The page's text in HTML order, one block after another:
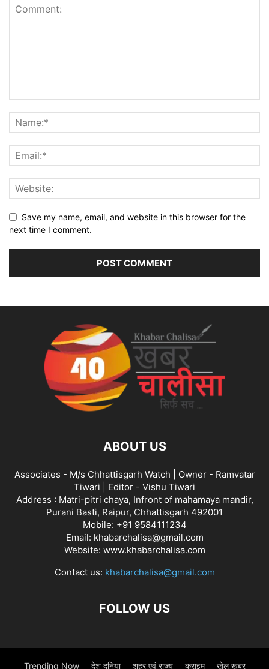
Save my name, email, and website in this browser for the
next time I comment.
ABOUT US
Associates - M/s Chhattisgarh Watch | Owner - Ramvatar
Tiwari | Editor - Vishu Tiwari
Address : Matri-pitri chaya, Infront of mahamaya mandir,
Purani Basti, Raipur, Chhattisgarh 492001
Mobile: +91 9584111234
Email: khabarchalisa@gmail.com
Website: www.khabarchalisa.com
Contact us: khabarchalisa@gmail.com
FOLLOW US
Trending Now देश दुनिया शहर एवं राज्य क्राइम खेल खबर